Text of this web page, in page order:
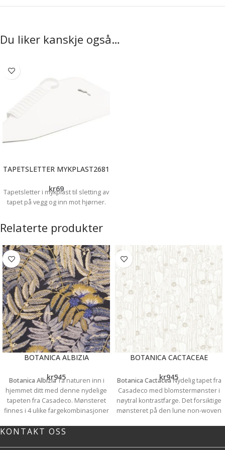
Du liker kanskje også…
TAPETSLETTER MYKPLAST2681
kr69
Tapetsletter i mykplast til sletting av
tapet på vegg og inn mot hjørner.
Relaterte produkter
BOTANICA ALBIZIA
kr945
Botanica AlbiziaTa naturen inn i
hjemmet ditt med denne nydelige
tapeten fra Casadeco. Mønsteret
finnes i 4 ulike fargekombinasjoner
Hvilken er din favoritt?
BOTANICA CACTACEAE
kr945
Botanica CactaceaNydelig tapet fra
Casadeco med blomstermønster i
nøytral kontrastfarge. Det forsiktige
mønsteret på den lune non-woven
KONTAKT OSS